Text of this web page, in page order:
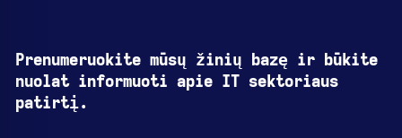
Prenumeruokite mūsų žinių bazę ir būkite
nuolat informuoti apie IT sektoriaus
patirtį.